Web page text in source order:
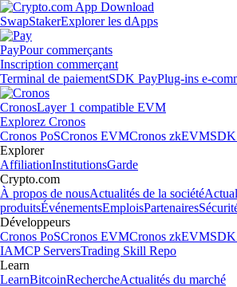
SwapStakerExplorer les dApps
PayPour commerçants
Inscription commerçant
Terminal de paiementSDK PayPlug-ins e-
CronosLayer 1 compatible EVM
Explorez Cronos
Cronos PoSCronos EVMCronos zkEVM
Explorer
AffiliationInstitutionsGarde
Crypto.com
À propos de nousActualités de la société
produitsÉvénementsEmploisPartenaires
Développeurs
Cronos PoSCronos EVMCronos zkEVM
IAMCP ServersTrading Skill Repo
Learn
LearnBitcoinRechercheActualités du marché